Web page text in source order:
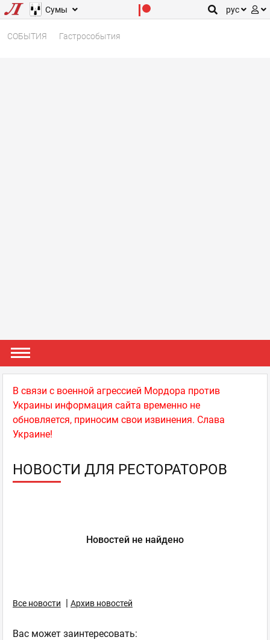
Сумы рус
СОБЫТИЯ Гастрособытия
В связи с военной агрессией Мордора против
Украины информация сайта временно не
обновляется, приносим свои извинения. Слава
Украине!
НОВОСТИ ДЛЯ РЕСТОРАТОРОВ
Новостей не найдено
Все новости | Архив новостей
Ваc может заинтересовать: